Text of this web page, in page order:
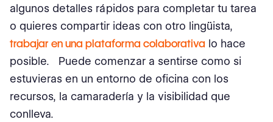
algunos detalles rápidos para completar tu tarea
o quieres compartir ideas con otro lingüista,
trabajar en una plataforma colaborativa lo hace
posible. Puede comenzar a sentirse como si
estuvieras en un entorno de oficina con los
recursos, la camaradería y la visibilidad que
conlleva.